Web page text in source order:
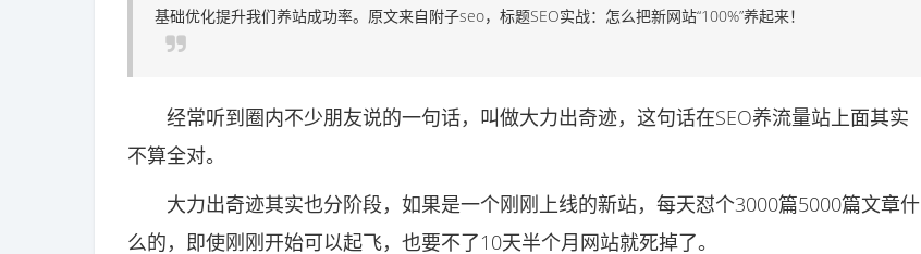
基础优化提升我们养站成功率。原文来自附子seo，标题SEO实战：怎么把新网站“100%”养起来！
经常听到圈内不少朋友说的一句话，叫做大力出奇迹，这句话在SEO养流量站上面其实
不算全对。
大力出奇迹其实也分阶段，如果是一个刚刚上线的新站，每天怼个3000篇5000篇文章什
么的，即使刚刚开始可以起飞，也要不了10天半个月网站就死掉了。